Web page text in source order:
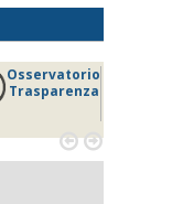
Osservatorio
Trasparenza
 